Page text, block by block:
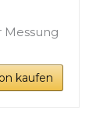
kaufen